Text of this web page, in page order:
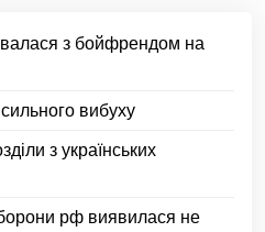
з бойфрендом на
вибуху
з українських
рф виявилася не